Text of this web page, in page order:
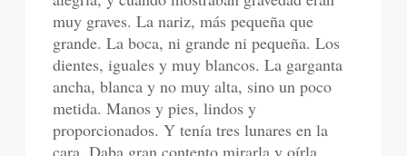
muy graves. La nariz, más pequeña que
grande. La boca, ni grande ni pequeña. Los
dientes, iguales y muy blancos. La garganta
ancha, blanca y no muy alta, sino un poco
metida. Manos y pies, lindos y
proporcionados. Y tenía tres lunares en la
cara. Daba gran contento mirarla y oírla,